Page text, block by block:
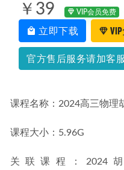
￥39 VIP会员免费
立即下载
官方售后服务请加客
课程名称：2024高三物理
课程大小：5.96G
关联课程：2024
2025陈浩初三英语暑假班